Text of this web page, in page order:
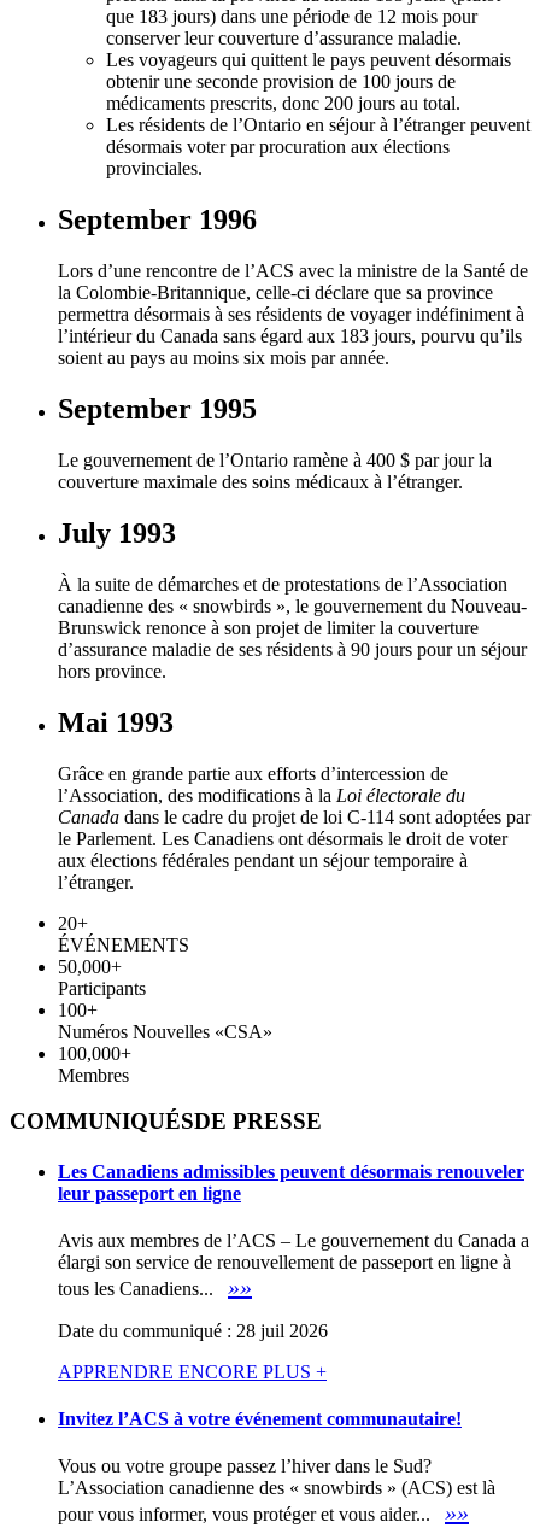
que 183 jours) dans une période de 12 mois pour
conserver leur couverture d’assurance maladie.
Les voyageurs qui quittent le pays peuvent désormais
obtenir une seconde provision de 100 jours de
médicaments prescrits, donc 200 jours au total.
Les résidents de l’Ontario en séjour à l’étranger peuvent
désormais voter par procuration aux élections
provinciales.
September 1996
Lors d’une rencontre de l’ACS avec la ministre de la Santé de
la Colombie-Britannique, celle-ci déclare que sa province
permettra désormais à ses résidents de voyager indéfiniment à
l’intérieur du Canada sans égard aux 183 jours, pourvu qu’ils
soient au pays au moins six mois par année.
September 1995
Le gouvernement de l’Ontario ramène à 400 $ par jour la
couverture maximale des soins médicaux à l’étranger.
July 1993
À la suite de démarches et de protestations de l’Association
canadienne des « snowbirds », le gouvernement du Nouveau-
Brunswick renonce à son projet de limiter la couverture
d’assurance maladie de ses résidents à 90 jours pour un séjour
hors province.
Mai 1993
Grâce en grande partie aux efforts d’intercession de
l’Association, des modifications à la Loi électorale du
Canada dans le cadre du projet de loi C‑114 sont adoptées par
le Parlement. Les Canadiens ont désormais le droit de voter
aux élections fédérales pendant un séjour temporaire à
l’étranger.
20+
ÉVÉNEMENTS
50,000+
Participants
100+
Numéros Nouvelles «CSA»
100,000+
Membres
COMMUNIQUÉSDE PRESSE
Les Canadiens admissibles peuvent désormais renouveler
leur passeport en ligne
Avis aux membres de l’ACS – Le gouvernement du Canada a
élargi son service de renouvellement de passeport en ligne à
tous les Canadiens... »»
Date du communiqué : 28 juil 2026
APPRENDRE ENCORE PLUS +
Invitez l’ACS à votre événement communautaire!
Vous ou votre groupe passez l’hiver dans le Sud?
L’Association canadienne des « snowbirds » (ACS) est là
pour vous informer, vous protéger et vous aider... »»